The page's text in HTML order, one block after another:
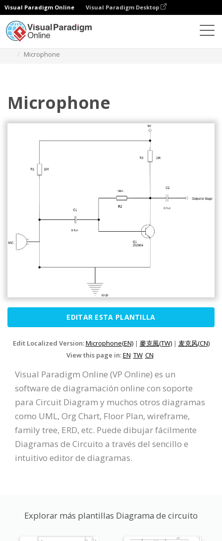
Visual Paradigm Online Visual Paradigm Desktop
Microphone
Microphone
EDITAR ESTA PLANTILLA
Edit Localized Version:Microphone(EN)| 麥克風(TW)| 麦克风(CN)
View this page in:EN TW CN
Visual Paradigm Online (VP Online) es un
software de diagramación online con soporte
para Circuit Diagram y muchos otros diagramas
como UML, Org Chart, Floor Plan, wireframe,
family tree, ERD, etc. Puede dibujar fácilmente
Diagramas de Circuito a través del sencillo e
intuitivo editor de diagramas.
Explorar más plantillas Diagrama de circuito